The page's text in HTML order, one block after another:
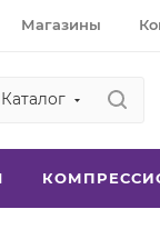
Магазины
Каталог